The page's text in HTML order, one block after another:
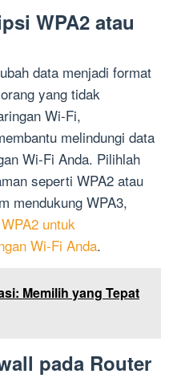
WPA2 atau
data menjadi format
yang tidak
Wi-Fi,
melindungi data
Wi-Fi Anda. Pilihlah
seperti WPA2 atau
mendukung WPA3,
untuk
Wi-Fi Anda.
Memilih yang Tepat
pada Router